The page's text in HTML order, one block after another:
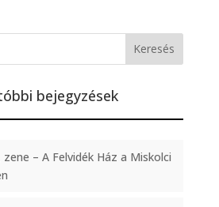
bejegyzések
– A Felvidék Ház a Miskolci